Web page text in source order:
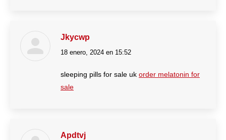
Jkycwp
dice:
18 enero, 2024 en 15:52
sleeping pills for sale uk order melatonin for
sale
Apdtvj